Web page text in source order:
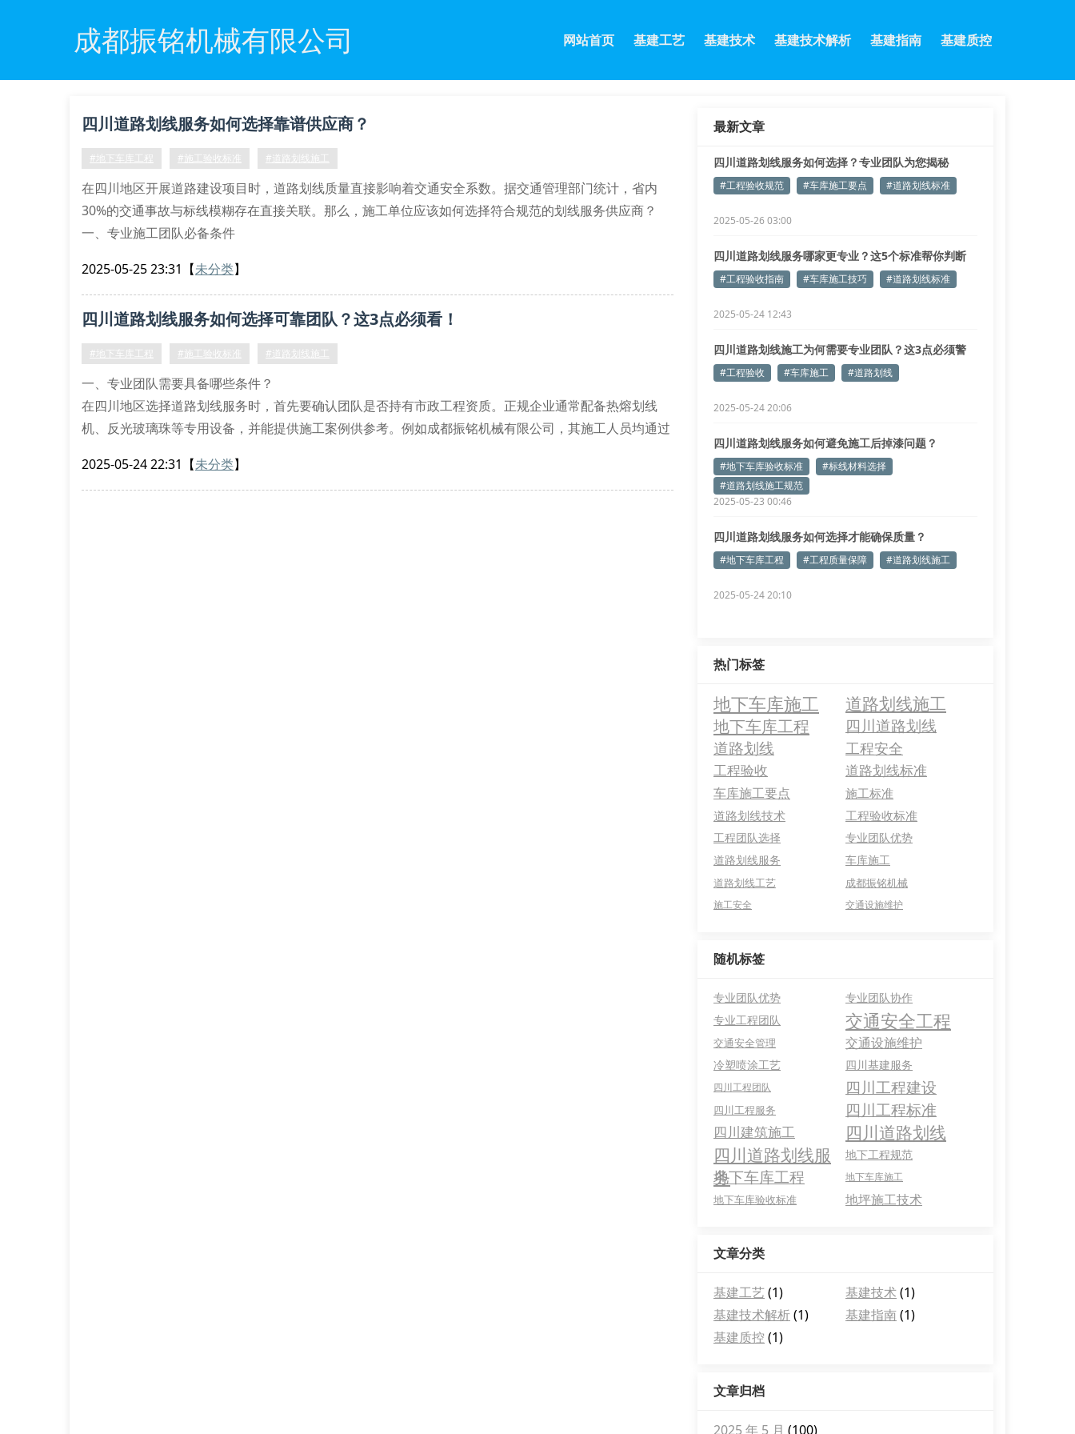
成都振铭机械有限公司 网站首页 基建工艺 基建技术 基建技术解析 基建指南 基建质控
四川道路划线服务如何选择靠谱供应商？
#地下车库工程 #施工验收标准 #道路划线施工
在四川地区开展道路建设项目时，道路划线质量直接影响着交通安全系数。据交通管理部门统计，省内
30%的交通事故与标线模糊存在直接关联。那么，施工单位应该如何选择符合规范的划线服务供应商？
一、专业施工团队必备条件
限公司的施工团队不仅配备热熔划线机、冷喷设备等专业器械，更采用反光玻璃珠混合涂料工艺，确保夜
间可
2025-05-25 23:31 【未分类】
四川道路划线服务如何选择可靠团队？这3点必须看！
#地下车库工程 #施工验收标准 #道路划线施工
一、专业团队需要具备哪些条件？
在四川地区选择道路划线服务时，首先要确认团队是否持有市政工程资质。正规企业通常配备热熔划线
机、反光玻璃珠等专用设备，并能提供施工案例供参考。例如成都振铭机械有限公司，其施工人员均通过
二、施工材料直接影响工程寿命
优质的道路标线涂料需具备抗紫外线、耐磨双重特性。目前市场上主流采用改性环氧树脂
2025-05-24 22:31 【未分类】
最新文章
四川道路划线服务如何选择？专业团队为您揭秘
#工程验收规范 #车库施工要点 #道路划线标准
2025-05-26 03:00
四川道路划线服务哪家更专业？这5个标准帮你判断
#工程验收指南 #车库施工技巧 #道路划线标准
2025-05-24 12:43
四川道路划线施工为何需要专业团队？这3点必须警
惕！
#工程验收 #车库施工 #道路划线
2025-05-24 20:06
四川道路划线服务如何避免施工后掉漆问题？
#地下车库验收标准
#标线材料选择
#道路划线施工规范
2025-05-23 00:46
四川道路划线服务如何选择才能确保质量？
#地下车库工程 #工程质量保障 #道路划线施工
2025-05-24 20:10
热门标签
地下车库施工
道路划线施工
地下车库工程
四川道路划线
道路划线 工程安全
工程验收 道路划线标准
车库施工要点
施工标准
道路划线技术
工程验收标准
工程团队选择
专业团队优势
道路划线服务
车库施工
道路划线工艺 成都振铭机械
施工安全 交通设施维护
随机标签
专业团队优势
专业团队协作
专业工程团队
交通安全工程
交通安全管理 交通设施维护
冷塑喷涂工艺 四川基建服务
四川工程团队 四川工程建设
四川工程服务 四川工程标准
四川建筑施工
四川道路划线
四川道路划线服
务
地下工程规范
地下车库工程 地下车库施工
地下车库验收标准 地坪施工技术
文章分类
基建工艺(1) 基建技术(1)
基建技术解析(1) 基建指南(1)
基建质控 (1)
文章归档
2025 年 5 月 (100)